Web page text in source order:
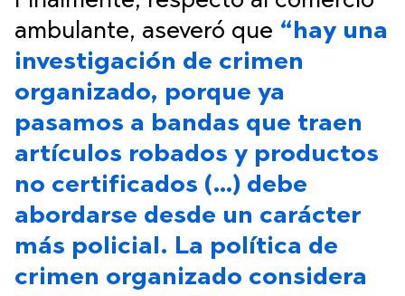
ambulante, aseveró que “hay una
investigación de crimen
organizado, porque ya
pasamos a bandas que traen
artículos robados y productos
no certificados (…) debe
abordarse desde un carácter
más policial. La política de
crimen organizado considera